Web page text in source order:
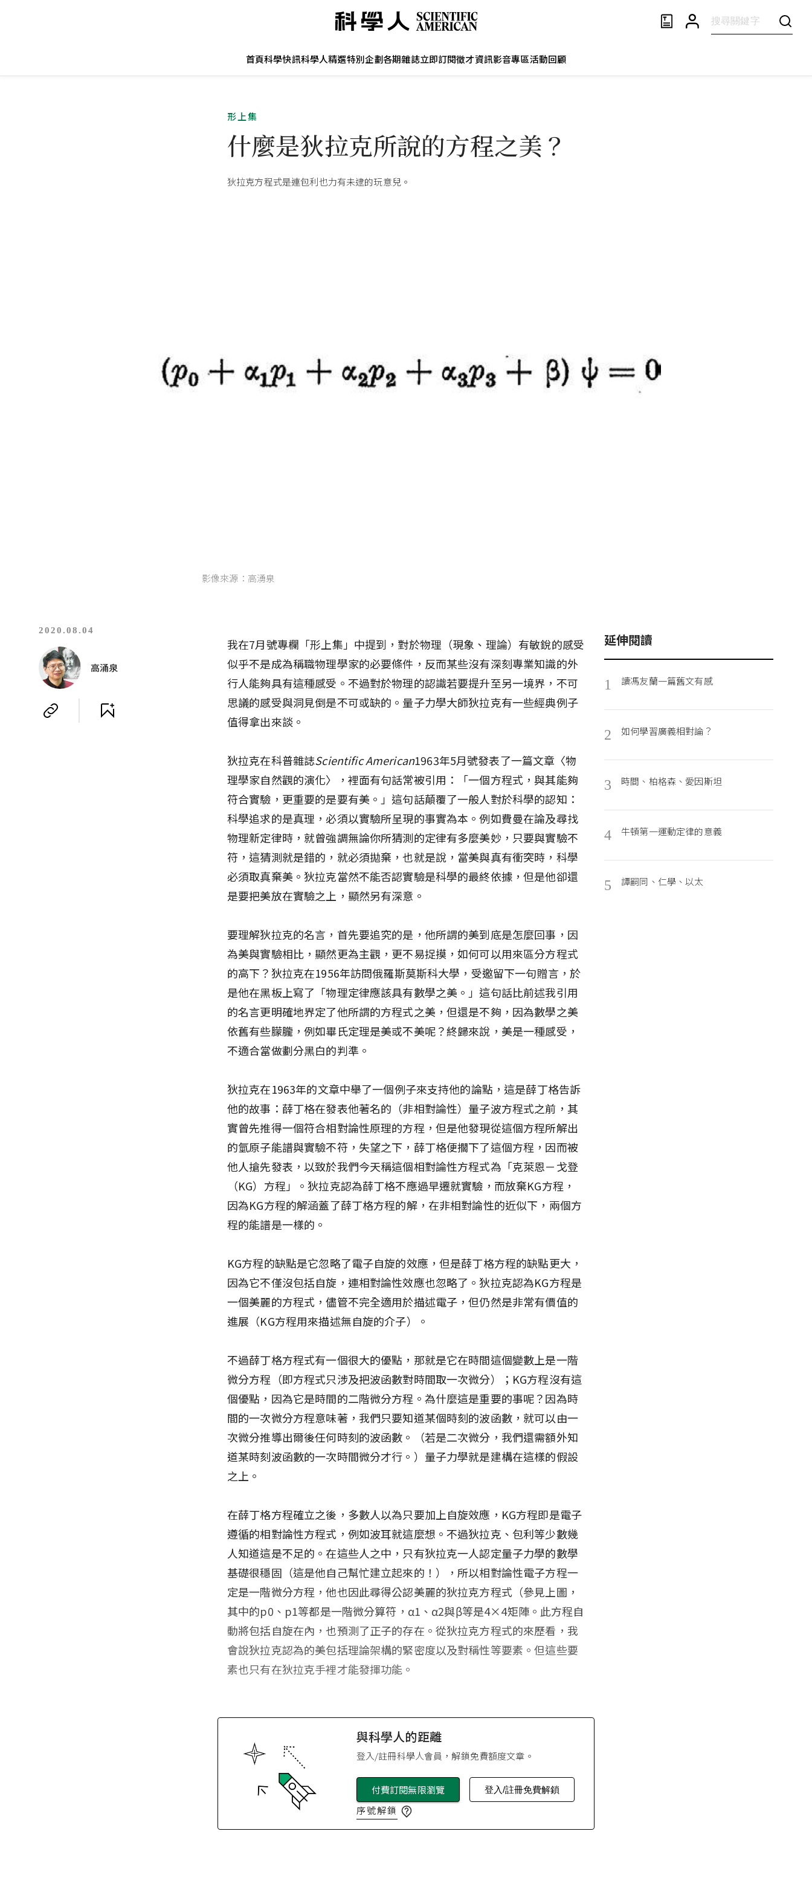
首頁科學快訊科學人精選特別企劃各期雜誌立即訂閱徵才資訊影音專區活動回顧
形上集
什麼是狄拉克所說的方程之美？
狄拉克方程式是連包利也力有未逮的玩意兒。
影像來源：高湧泉
2020.08.04
高涌泉
我在7月號專欄「形上集」中提到，對於物理（現象、理論）有敏銳的感受
似乎不是成為稱職物理學家的必要條件，反而某些沒有深刻專業知識的外
行人能夠具有這種感受。不過對於物理的認識若要提升至另一境界，不可
思議的感受與洞見倒是不可或缺的。量子力學大師狄拉克有一些經典例子
值得拿出來談。
狄拉克在科普雜誌Scientific American1963年5月號發表了一篇文章〈物
理學家自然觀的演化〉，裡面有句話常被引用：「一個方程式，與其能夠
符合實驗，更重要的是要有美。」這句話顛覆了一般人對於科學的認知：
科學追求的是真理，必須以實驗所呈現的事實為本。例如費曼在論及尋找
物理新定律時，就曾強調無論你所猜測的定律有多麼美妙，只要與實驗不
符，這猜測就是錯的，就必須拋棄，也就是說，當美與真有衝突時，科學
必須取真棄美。狄拉克當然不能否認實驗是科學的最終依據，但是他卻還
是要把美放在實驗之上，顯然另有深意。
要理解狄拉克的名言，首先要追究的是，他所謂的美到底是怎麼回事，因
為美與實驗相比，顯然更為主觀，更不易捉摸，如何可以用來區分方程式
的高下？狄拉克在1956年訪問俄羅斯莫斯科大學，受邀留下一句贈言，於
是他在黑板上寫了「物理定律應該具有數學之美。」這句話比前述我引用
的名言更明確地界定了他所謂的方程式之美，但還是不夠，因為數學之美
依舊有些朦朧，例如畢氏定理是美或不美呢？終歸來說，美是一種感受，
不適合當做劃分黑白的判準。
狄拉克在1963年的文章中舉了一個例子來支持他的論點，這是薛丁格告訴
他的故事：薛丁格在發表他著名的（非相對論性）量子波方程式之前，其
實曾先推得一個符合相對論性原理的方程，但是他發現從這個方程所解出
的氫原子能譜與實驗不符，失望之下，薛丁格便擱下了這個方程，因而被
他人搶先發表，以致於我們今天稱這個相對論性方程式為「克萊恩－戈登
（KG）方程」。狄拉克認為薛丁格不應過早遷就實驗，而放棄KG方程，
因為KG方程的解涵蓋了薛丁格方程的解，在非相對論性的近似下，兩個方
程的能譜是一樣的。
KG方程的缺點是它忽略了電子自旋的效應，但是薛丁格方程的缺點更大，
因為它不僅沒包括自旋，連相對論性效應也忽略了。狄拉克認為KG方程是
一個美麗的方程式，儘管不完全適用於描述電子，但仍然是非常有價值的
進展（KG方程用來描述無自旋的介子）。
不過薛丁格方程式有一個很大的優點，那就是它在時間這個變數上是一階
微分方程（即方程式只涉及把波函數對時間取一次微分）；KG方程沒有這
個優點，因為它是時間的二階微分方程。為什麼這是重要的事呢？因為時
間的一次微分方程意味著，我們只要知道某個時刻的波函數，就可以由一
次微分推導出爾後任何時刻的波函數。（若是二次微分，我們還需額外知
道某時刻波函數的一次時間微分才行。）量子力學就是建構在這樣的假設
之上。
在薛丁格方程確立之後，多數人以為只要加上自旋效應，KG方程即是電子
遵循的相對論性方程式，例如波耳就這麼想。不過狄拉克、包利等少數幾
人知道這是不足的。在這些人之中，只有狄拉克一人認定量子力學的數學
基礎很穩固（這是他自己幫忙建立起來的！），所以相對論性電子方程一
定是一階微分方程，他也因此尋得公認美麗的狄拉克方程式（參見上圖，
其中的p0、p1等都是一階微分算符，α1、α2與β等是4×4矩陣。此方程自
動將包括自旋在內，也預測了正子的存在。從狄拉克方程式的來歷看，我
會說狄拉克認為的美包括理論架構的緊密度以及對稱性等要素。但這些要
素也只有在狄拉克手裡才能發揮功能。
延伸閱讀
1 讀馮友蘭一篇舊文有感
2 如何學習廣義相對論？
3 時間、柏格森、愛因斯坦
4 牛頓第一運動定律的意義
5 譚嗣同、仁學、以太
與科學人的距離
登入/註冊科學人會員，解鎖免費額度文章。
付費訂閱無限瀏覽 登入/註冊免費解鎖
序號解鎖